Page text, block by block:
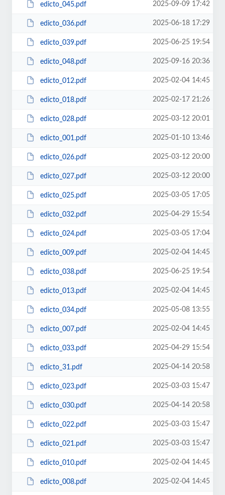
edicto_045.pdf 2025-09-09 17:42
edicto_036.pdf 2025-06-18 17:29
edicto_039.pdf 2025-06-25 19:54
edicto_048.pdf 2025-09-16 20:36
edicto_012.pdf 2025-02-04 14:45
edicto_018.pdf 2025-02-17 21:26
edicto_028.pdf 2025-03-12 20:01
edicto_001.pdf 2025-01-10 13:46
edicto_026.pdf 2025-03-12 20:00
edicto_027.pdf 2025-03-12 20:00
edicto_025.pdf 2025-03-05 17:05
edicto_032.pdf 2025-04-29 15:54
edicto_024.pdf 2025-03-05 17:04
edicto_009.pdf 2025-02-04 14:45
edicto_038.pdf 2025-06-25 19:54
edicto_013.pdf 2025-02-04 14:45
edicto_034.pdf 2025-05-08 13:55
edicto_007.pdf 2025-02-04 14:45
edicto_033.pdf 2025-04-29 15:54
edicto_31.pdf 2025-04-14 20:58
edicto_023.pdf 2025-03-03 15:47
edicto_030.pdf 2025-04-14 20:58
edicto_022.pdf 2025-03-03 15:47
edicto_021.pdf 2025-03-03 15:47
edicto_010.pdf 2025-02-04 14:45
edicto_008.pdf 2025-02-04 14:45